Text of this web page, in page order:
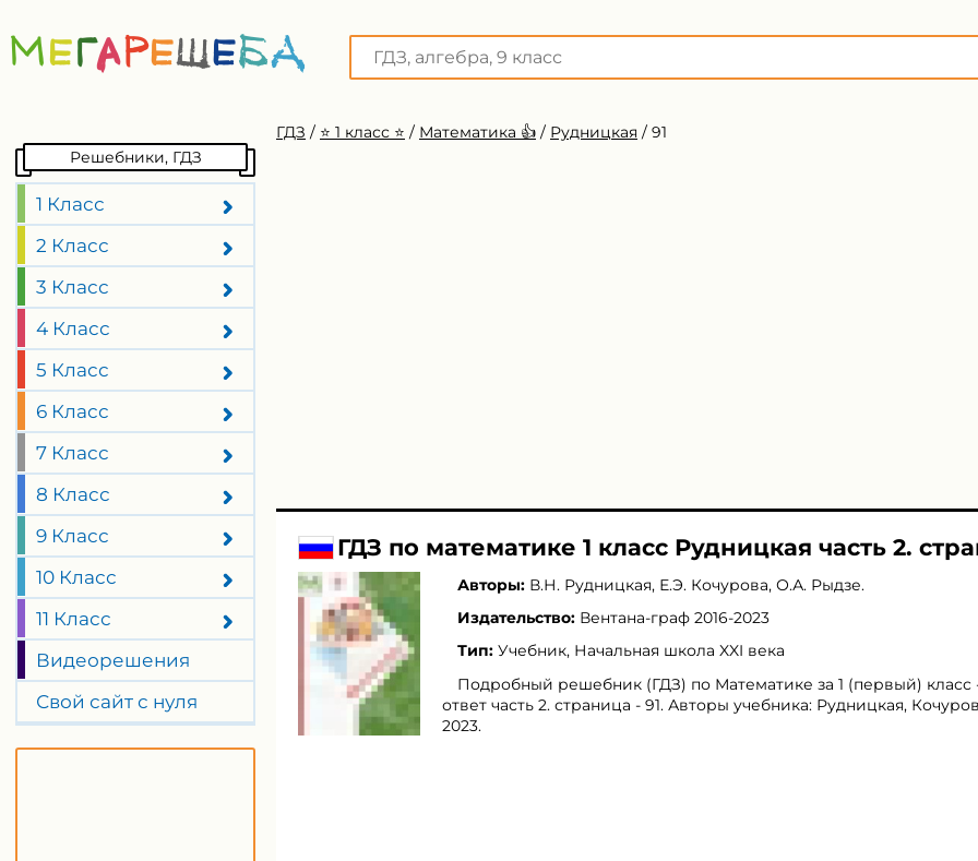
Решебники, ГДЗ
1 Класс
2 Класс
3 Класс
4 Класс
5 Класс
6 Класс
7 Класс
8 Класс
9 Класс
10 Класс
11 Класс
Видеорешения
Свой сайт с нуля
ГДЗ / ⭐️ 1 класс ⭐️ / Математика 👍 / Рудницкая / 91
ГДЗ по математике 1 класс Рудницкая часть 2.
Авторы: В.Н. Рудницкая, Е.Э. Кочурова, О.А. Рыдзе.
Издательство: Вентана-граф 2016-2023
Тип: Учебник, Начальная школа XXI века
Подробный решебник (ГДЗ) по Математике за 1 (первый) класс
ответ часть 2. страница - 91. Авторы учебника: Рудницкая,
2023.